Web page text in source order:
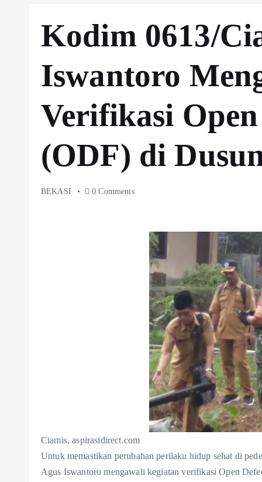
Kodim 0613/
Iswantoro
Verifikasi
(ODF) di
BEKASI 0 Comments
Ciamis, aspirasidirect.com
Untuk memastikan perubahan perilaku hidup sehat di
Agus Iswantoro mengawali kegiatan verifikasi Open